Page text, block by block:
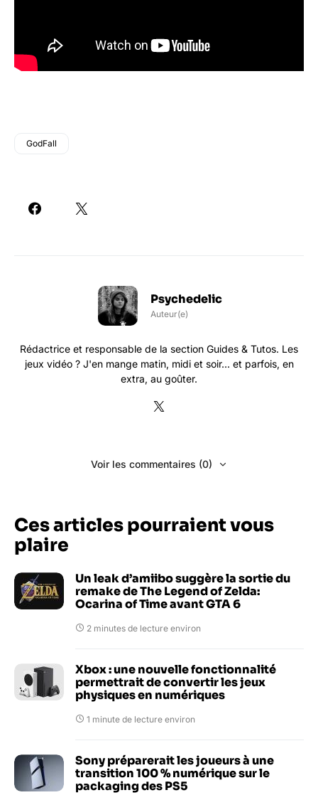
GodFall
Psychedelic
Auteur(e)
Rédactrice et responsable de la section Guides & Tutos. Les
jeux vidéo ? J'en mange matin, midi et soir... et parfois, en
extra, au goûter.
Voir les commentaires (0)
Ces articles pourraient vous
plaire
Un leak d’amiibo suggère la sortie du
remake de The Legend of Zelda:
Ocarina of Time avant GTA 6
2 minutes de lecture environ
Xbox : une nouvelle fonctionnalité
permettrait de convertir les jeux
physiques en numériques
1 minute de lecture environ
Sony préparerait les joueurs à une
transition 100 % numérique sur le
packaging des PS5